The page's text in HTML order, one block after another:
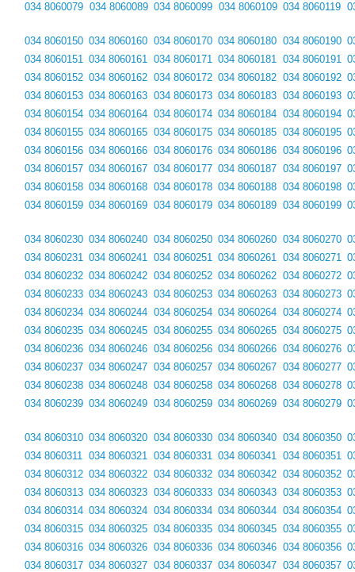
034 8060079 034 8060089 034 8060099 034 8060109 034 8060119
034 8060150
034 8060151
034 8060152
034 8060153
034 8060154
034 8060155
034 8060156
034 8060157
034 8060158
034 8060159
034 8060160
034 8060161
034 8060162
034 8060163
034 8060164
034 8060165
034 8060166
034 8060167
034 8060168
034 8060169
034 8060170
034 8060171
034 8060172
034 8060173
034 8060174
034 8060175
034 8060176
034 8060177
034 8060178
034 8060179
034 8060180
034 8060181
034 8060182
034 8060183
034 8060184
034 8060185
034 8060186
034 8060187
034 8060188
034 8060189
034 8060190
034 8060191
034 8060192
034 8060193
034 8060194
034 8060195
034 8060196
034 8060197
034 8060198
034 8060199
034 8060230
034 8060231
034 8060232
034 8060233
034 8060234
034 8060235
034 8060236
034 8060237
034 8060238
034 8060239
034 8060240
034 8060241
034 8060242
034 8060243
034 8060244
034 8060245
034 8060246
034 8060247
034 8060248
034 8060249
034 8060250
034 8060251
034 8060252
034 8060253
034 8060254
034 8060255
034 8060256
034 8060257
034 8060258
034 8060259
034 8060260
034 8060261
034 8060262
034 8060263
034 8060264
034 8060265
034 8060266
034 8060267
034 8060268
034 8060269
034 8060270
034 8060271
034 8060272
034 8060273
034 8060274
034 8060275
034 8060276
034 8060277
034 8060278
034 8060279
034 8060310
034 8060311
034 8060312
034 8060313
034 8060314
034 8060315
034 8060316
034 8060317
034 8060320
034 8060321
034 8060322
034 8060323
034 8060324
034 8060325
034 8060326
034 8060327
034 8060330
034 8060331
034 8060332
034 8060333
034 8060334
034 8060335
034 8060336
034 8060337
034 8060340
034 8060341
034 8060342
034 8060343
034 8060344
034 8060345
034 8060346
034 8060347
034 8060350
034 8060351
034 8060352
034 8060353
034 8060354
034 8060355
034 8060356
034 8060357